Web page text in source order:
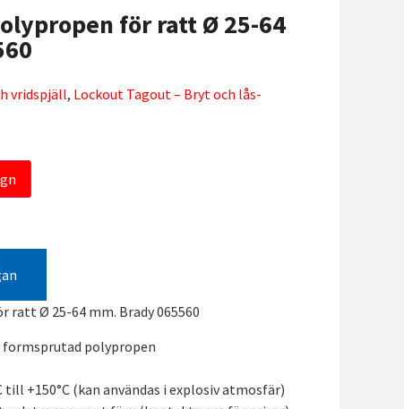
för ratt Ø 25-64
vridspjäll, Lockout Tagout – Bryt och lås-
Ø 25-64 mm. Brady 065560
polypropen
+150°C (kan användas i explosiv atmosfär)